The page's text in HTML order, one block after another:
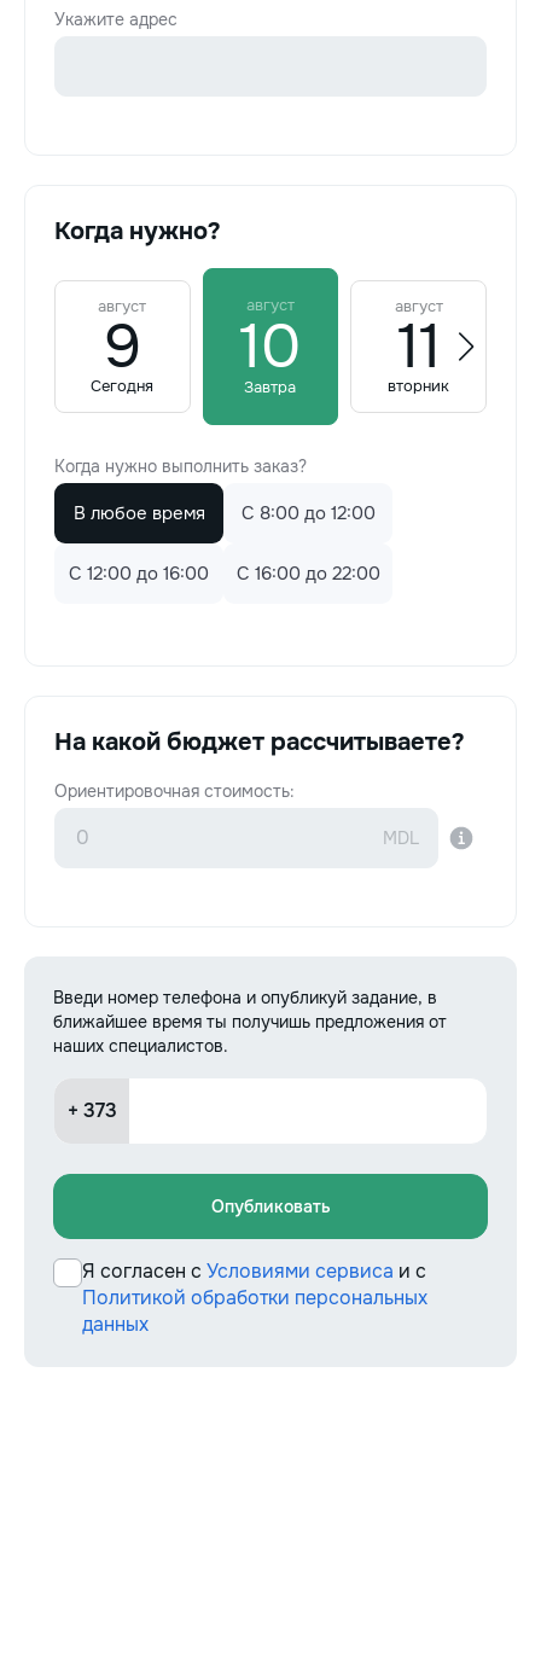
Укажите адрес
Когда нужно?
август
9
Сегодня
август
10
Завтра
август
11
вторник
Когда нужно выполнить заказ?
В любое время C 8:00 до 12:00
C 12:00 до 16:00 C 16:00 до 22:00
На какой бюджет рассчитываете?
Ориентировочная стоимость:
Введи номер телефона и опубликуй задание, в
ближайшее время ты получишь предложения от
наших специалистов.
+ 373
Опубликовать
Я согласен с Условиями сервиса и с
Политикой обработки персональных
данных